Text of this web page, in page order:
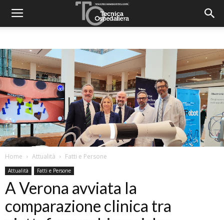
Home Attualità Fatti e Persone
Attualità Fatti e Persone
A Verona avviata la
comparazione clinica tra